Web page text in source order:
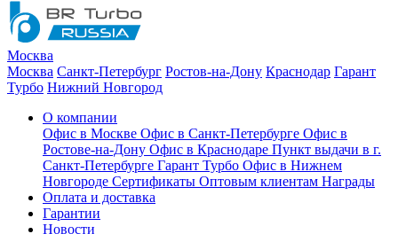
Москва
Москва Санкт-Петербург Ростов-на-Дону Краснодар Гарант
Турбо Нижний Новгород
О компании
Офис в Москве Офис в Санкт-Петербурге Офис в
Ростове-на-Дону Офис в Краснодаре Пункт выдачи в г.
Санкт-Петербурге Гарант Турбо Офис в Нижнем
Новгороде Сертификаты Оптовым клиентам Награды
Оплата и доставка
Гарантии
Новости